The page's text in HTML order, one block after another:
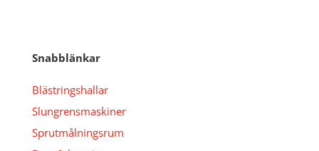
Snabblänkar
Blästringshallar
Slungrensmaskiner
Sprutmålningsrum